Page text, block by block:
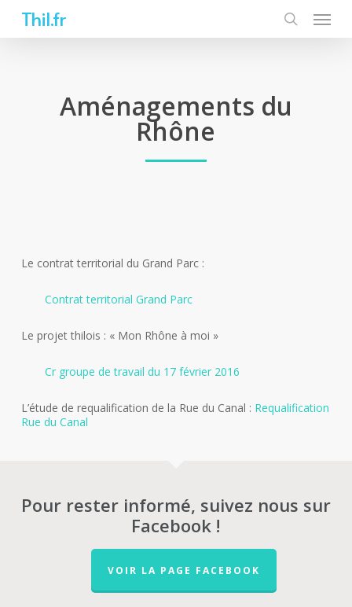
Thil.fr
Aménagements du
Rhône
Le contrat territorial du Grand Parc :
Contrat territorial Grand Parc
Le projet thilois : « Mon Rhône à moi »
Cr groupe de travail du 17 février 2016
L’étude de requalification de la Rue du Canal : Requalification
Rue du Canal
Pour rester informé, suivez nous sur
Facebook !
VOIR LA PAGE FACEBOOK